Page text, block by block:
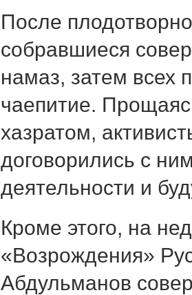
После
собравшиеся
намаз, затем всех
чаепитие.
хазратом,
договорились с
деятельности и
Кроме этого, на
«Возрождения»
Абдульманов